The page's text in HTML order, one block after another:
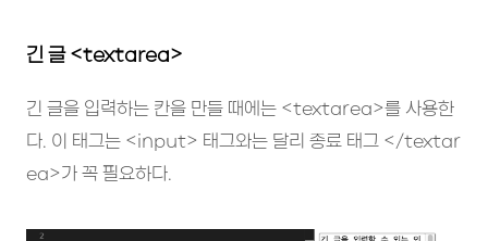
긴 글 <textarea>
긴 글을 입력하는 칸을 만들 때에는 <textarea>를 사용한
다. 이 태그는 <input> 태그와는 달리 종료 태그 </textar
ea>가 꼭 필요하다.